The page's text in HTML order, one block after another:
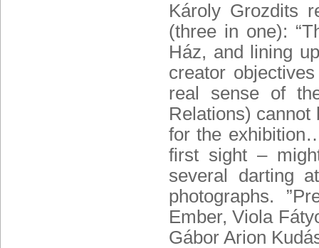
Károly Grozdits
(three in one):
Ház, and lining
creator
real sense of
Relations) cannot
for the
first sight –
several darting
photographs.
Ember, Viola
Gábor Arion